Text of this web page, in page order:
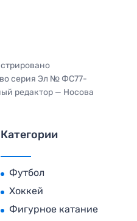
серия Эл № ФС77-
редактор — Носова
Категории
Футбол
Хоккей
Фигурное катание